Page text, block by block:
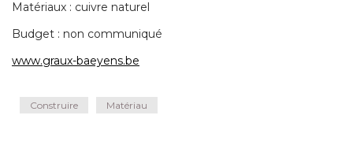
Matériaux : cuivre naturel
Budget : non communiqué
www.graux-baeyens.be
Construire Matériau